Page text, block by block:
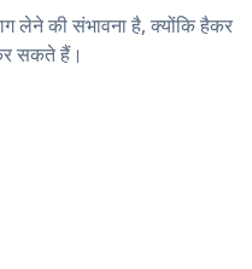
लेने की संभावना है, क्योंकि हैकर
सकते हैं।